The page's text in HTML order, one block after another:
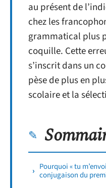
au présent de
chez les
grammatical plus
coquille. Cette
s’inscrit dans un
pèse de plus en
scolaire et la
Pourquoi « tu
conjugaison du